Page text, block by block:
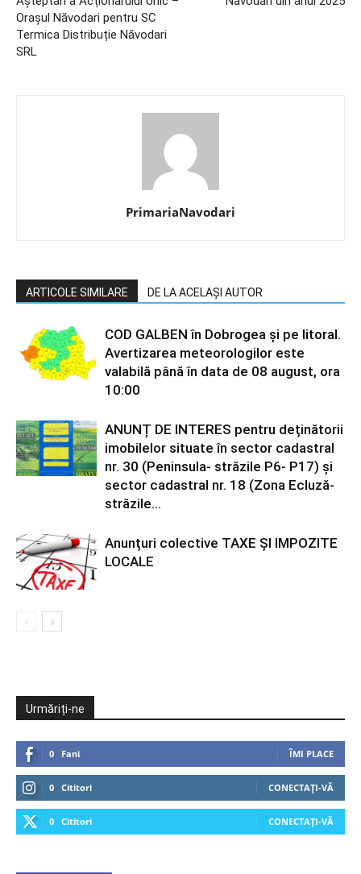
Orașul Năvodari pentru SC
Termica Distribuție Năvodari
SRL
PrimariaNavodari
ARTICOLE SIMILARE DE LA ACELAȘI AUTOR
COD GALBEN în Dobrogea și pe litoral.
Avertizarea meteorologilor este
valabilă până în data de 08 august, ora
10:00
ANUNȚ DE INTERES pentru deținătorii
imobilelor situate în sector cadastral
nr. 30 (Peninsula- străzile P6- P17) și
sector cadastral nr. 18 (Zona Ecluză-
străzile...
Anunțuri colective TAXE ȘI IMPOZITE
LOCALE
Urmăriți-ne
0 Fani ÎMI PLACE
0 Cititori CONECTAȚI-VĂ
0 Cititori CONECTAȚI-VĂ